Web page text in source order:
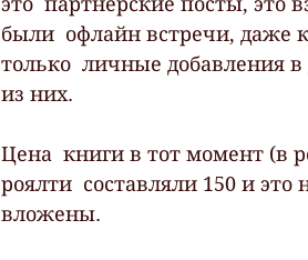
были  офлайн встречи, даже
только  личные добавления
из них.
Цена  книги в тот момент (в
роялти  составляли 150 и это
вложены.